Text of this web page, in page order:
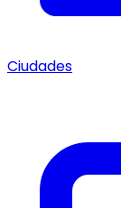
Ciudades